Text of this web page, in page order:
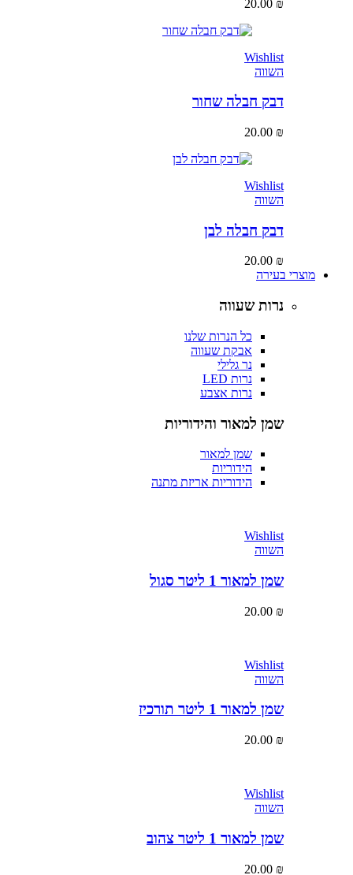
20.00
Wishlist
דבק חבלה שחור
20.00
Wishlist
דבק חבלה לבן
20.00
מוצרי בעירה
נרות שעווה
כל הנרות שלנו
אבקת שעווה
נר גלילי
נרות LED
נרות אצבע
שמן למאור והידוריות
שמן למאור
הידוריות
הידוריות אריזת מתנה
Wishlist
שמן למאור 1 ליטר סגול
20.00
Wishlist
שמן למאור 1 ליטר תורכיז
20.00
Wishlist
שמן למאור 1 ליטר צהוב
20.00